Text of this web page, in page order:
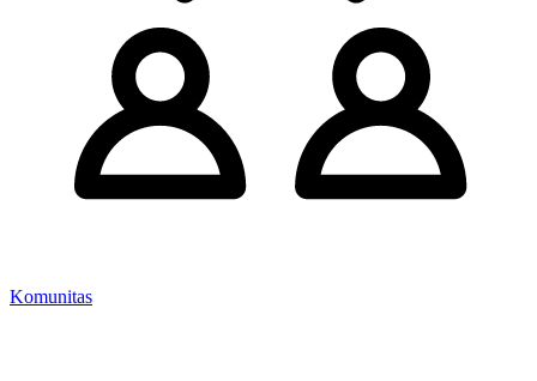
Komunitas